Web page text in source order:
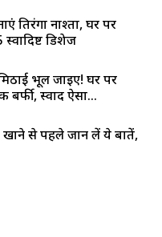
तिरंगा नाश्ता, घर पर
डिशेज
भूल जाइए! घर पर
बर्फी, स्वाद ऐसा...
खाने से पहले जान लें ये बातें,